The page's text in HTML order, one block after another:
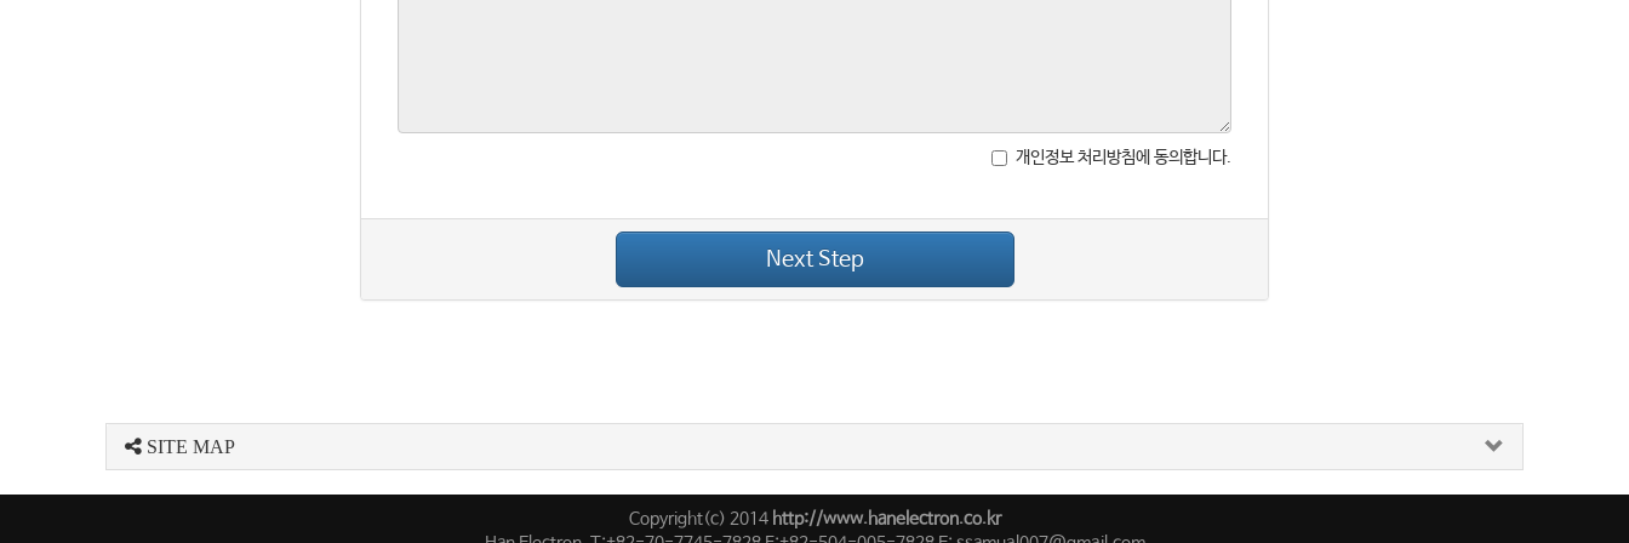
개인정보 처리방침에 동의합니다.
Next Step
SITE MAP
Copyright(c) 2014 http://www.hanelectron.co.kr